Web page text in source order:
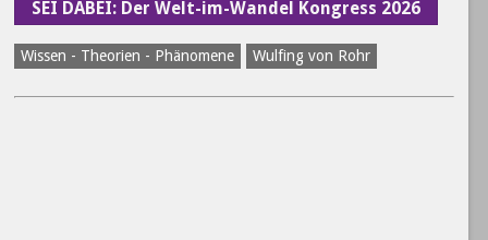
SEI DABEI: Der Welt-im-Wandel Kongress 2026
Wissen - Theorien - Phänomene Wulfing von Rohr